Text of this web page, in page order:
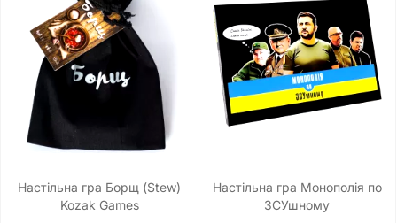
Настільна гра Борщ (Stew)
Kozak Games
Настільна гра Монополія по
ЗСУшному